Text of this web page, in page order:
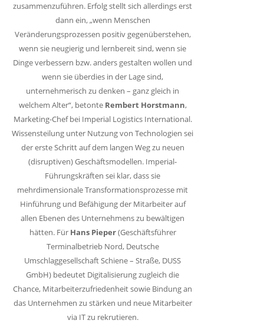
zusammenzuführen. Erfolg stellt sich allerdings erst
dann ein, „wenn Menschen
Veränderungsprozessen positiv gegenüberstehen,
wenn sie neugierig und lernbereit sind, wenn sie
Dinge verbessern bzw. anders gestalten wollen und
wenn sie überdies in der Lage sind,
unternehmerisch zu denken – ganz gleich in
welchem Alter“, betonte Rembert Horstmann,
Marketing-Chef bei Imperial Logistics International.
Wissensteilung unter Nutzung von Technologien sei
der erste Schritt auf dem langen Weg zu neuen
(disruptiven) Geschäftsmodellen. Imperial-
Führungskräften sei klar, dass sie
mehrdimensionale Transformationsprozesse mit
Hinführung und Befähigung der Mitarbeiter auf
allen Ebenen des Unternehmens zu bewältigen
hätten. Für Hans Pieper(Geschäftsführer
Terminalbetrieb Nord, Deutsche
Umschlaggesellschaft Schiene – Straße, DUSS
GmbH) bedeutet Digitalisierung zugleich die
Chance, Mitarbeiterzufriedenheit sowie Bindung an
das Unternehmen zu stärken und neue Mitarbeiter
via IT zu rekrutieren.